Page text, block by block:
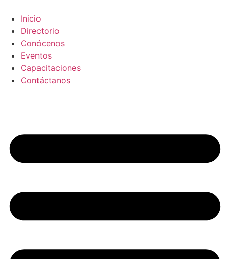
contenido
Inicio
Directorio
Conócenos
Eventos
Capacitaciones
Contáctanos